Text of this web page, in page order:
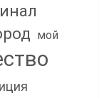
мой